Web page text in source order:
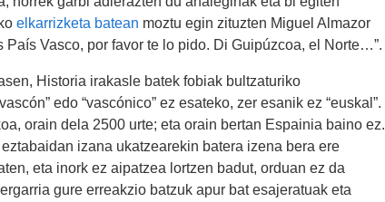
elkarrizketa batean moztu egin zituzten Miguel Almazor
Vasco, por favor te lo pido. Di Guipúzcoa, el Norte…”.
Historia irakasle batek fobiak bultzaturiko
edo “vascónico” ez esateko, zer esanik ez “euskal”.
orain dela 2500 urte; eta orain bertan Espainia baino ez.
izana ukatzearekin batera izena bera ere
eta inork ez aipatzea lortzen badut, orduan ez da
gure erreakzio batzuk apur bat esajeratuak eta